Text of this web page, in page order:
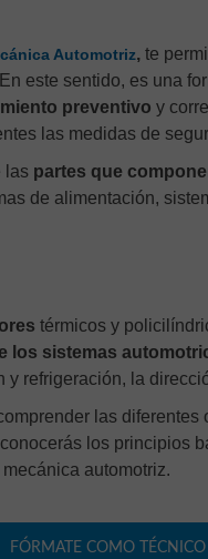
Automotriz, te
este sentido, es una
preventivo y
las medidas de
las partes que
de alimentación,
térmicos y
los sistemas
refrigeración, la
las diferentes
los principios
automotriz.
FÓRMATE COMO